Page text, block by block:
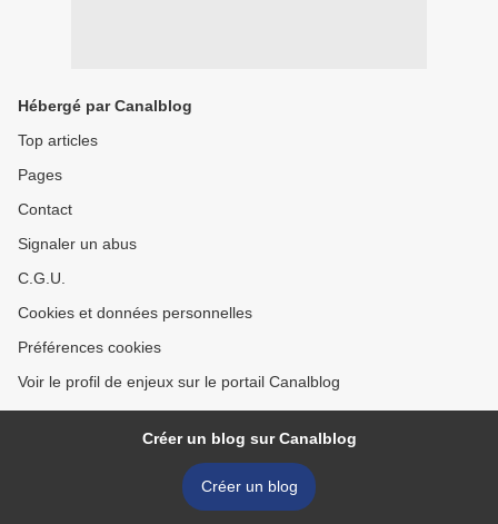
Hébergé par Canalblog
Top articles
Pages
Contact
Signaler un abus
C.G.U.
Cookies et données personnelles
Préférences cookies
Voir le profil de enjeux sur le portail Canalblog
Créer un blog sur Canalblog
Créer un blog